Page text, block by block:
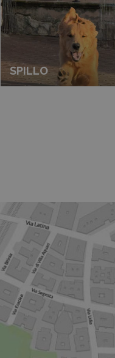
SPILLO